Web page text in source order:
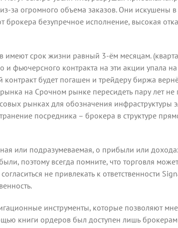
за огромного объема заказов. Они искушены
безупречное исполнение, высокая
срок жизни равный 3-ём месяцам.
и фьючерсного контракта на эти акции упала
будет погашен и трейдеру биржа
на Срочном рынке пересидеть пару лет не
рынках для обозначения инфраструктуры
посредника – брокера в структуре
или подразумеваемая, о прибыли или
поэтому всегда помните, что торговля
не привлекать к ответственности
инструменты, которые позволяют
книги ордеров был доступен лишь